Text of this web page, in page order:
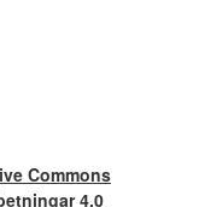
Commons
4.0